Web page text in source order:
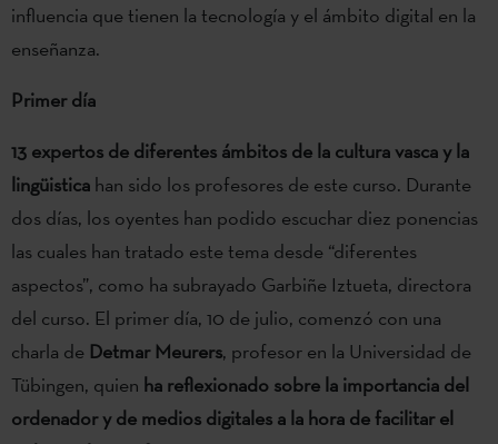
influencia que tienen la tecnología y el ámbito digital en la
enseñanza.
Primer día
13 expertos de diferentes ámbitos de la cultura vasca y la
lingüistica han sido los profesores de este curso. Durante
dos días, los oyentes han podido escuchar diez ponencias
las cuales han tratado este tema desde “diferentes
aspectos”, como ha subrayado Garbiñe Iztueta, directora
del curso. El primer día, 10 de julio, comenzó con una
charla de Detmar Meurers, profesor en la Universidad de
Tübingen, quien ha reflexionado sobre la importancia del
ordenador y de medios digitales a la hora de facilitar el